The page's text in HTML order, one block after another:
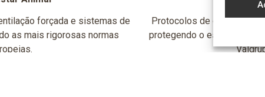
forçada e sistemas de
as mais rigorosas normas
Protocolos de desinfeção
protegendo o estatuto